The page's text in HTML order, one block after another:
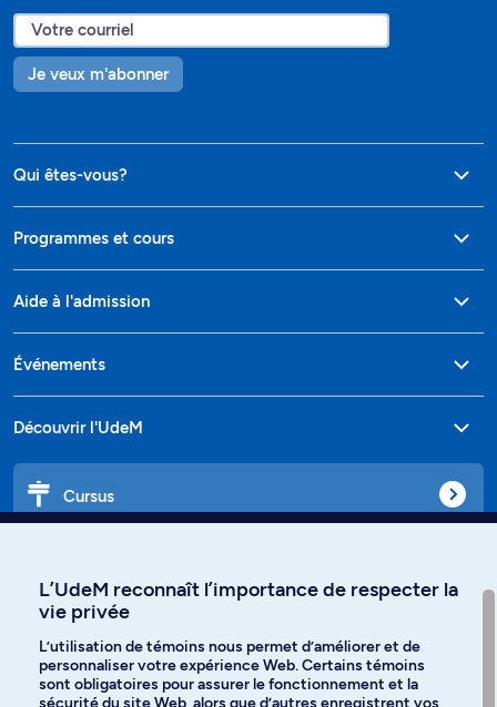
Je veux m'abonner
Qui êtes-vous?
Programmes et cours
Aide à l'admission
Événements
Découvrir l'UdeM
Cursus
Langues
L’UdeM reconnaît l’importance de respecter la
vie privée
L’utilisation de témoins nous permet d’améliorer et de
personnaliser votre expérience Web. Certains témoins
sont obligatoires pour assurer le fonctionnement et la
sécurité du site Web, alors que d’autres enregistrent vos